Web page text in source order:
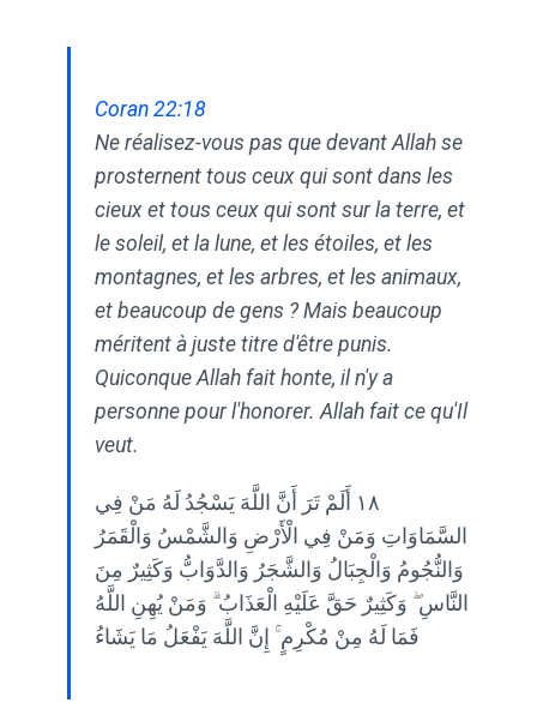
Coran 22:18
Ne réalisez-vous pas que devant Allah se
prosternent tous ceux qui sont dans les
cieux et tous ceux qui sont sur la terre, et
le soleil, et la lune, et les étoiles, et les
montagnes, et les arbres, et les animaux,
et beaucoup de gens ? Mais beaucoup
méritent à juste titre d'être punis.
Quiconque Allah fait honte, il n'y a
personne pour l'honorer. Allah fait ce qu'Il
veut.
١٨ أَلَمْ تَرَ أَنَّ اللَّهَ يَسْجُدُ لَهُ مَنْ فِي
السَّمَاوَاتِ وَمَنْ فِي الْأَرْضِ وَالشَّمْسُ وَالْقَمَرُ
وَالنُّجُومُ وَالْجِبَالُ وَالشَّجَرُ وَالدَّوَابُّ وَكَثِيرٌ مِنَ
النَّاسِ ۖ وَكَثِيرٌ حَقَّ عَلَيْهِ الْعَذَابُ ۗ وَمَنْ يُهِنِ اللَّهُ
فَمَا لَهُ مِنْ مُكْرِمٍ ۚ إِنَّ اللَّهَ يَفْعَلُ مَا يَشَاءُ